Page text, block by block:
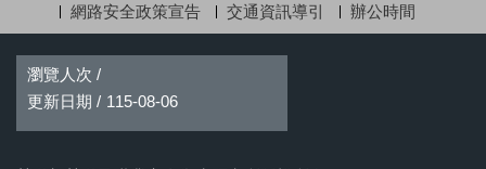
網路安全政策宣告
交通資訊導引 辦公時間
瀏覽人次 /
更新日期 / 115-08-06